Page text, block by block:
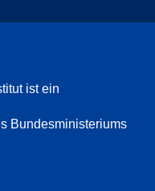
ist ein
Bundesministeriums